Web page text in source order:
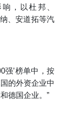
，以杜邦、
、安道拓等汽
强’榜单中，按
的外资企业中
德国企业。”